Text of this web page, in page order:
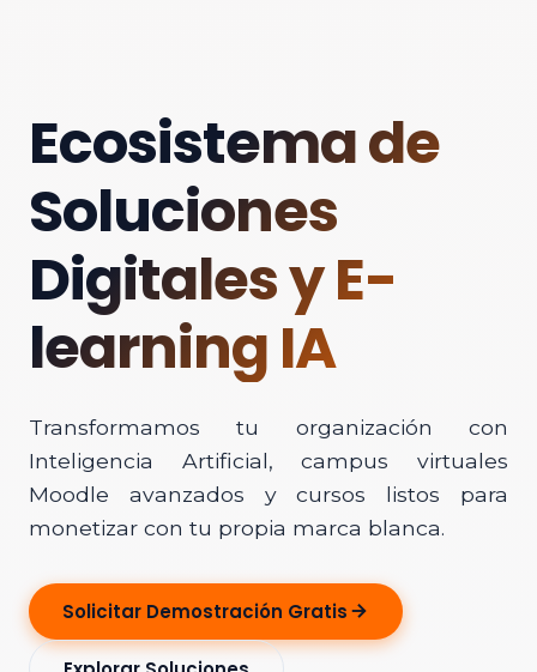
Ecosistema de
Soluciones
Digitales y E-
learning IA
Transformamos tu organización con
Inteligencia Artificial, campus virtuales
Moodle avanzados y cursos listos para
monetizar con tu propia marca blanca.
Solicitar Demostración Gratis